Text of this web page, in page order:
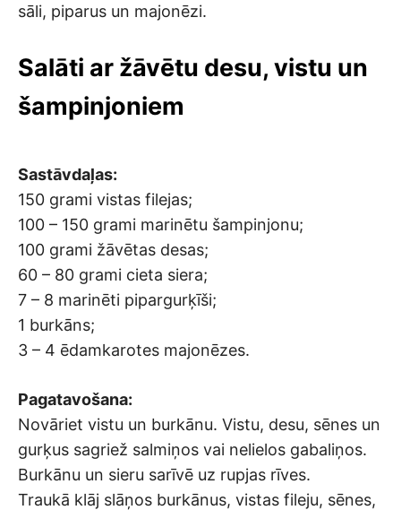
sāli, piparus un majonēzi.
Salāti ar žāvētu desu, vistu un
šampinjoniem
Sastāvdaļas:
150 grami vistas filejas;
100 – 150 grami marinētu šampinjonu;
100 grami žāvētas desas;
60 – 80 grami cieta siera;
7 – 8 marinēti pipargurķīši;
1 burkāns;
3 – 4 ēdamkarotes majonēzes.
Pagatavošana:
Novāriet vistu un burkānu. Vistu, desu, sēnes un
gurķus sagriež salmiņos vai nelielos gabaliņos.
Burkānu un sieru sarīvē uz rupjas rīves.
Traukā klāj slāņos burkānus, vistas fileju, sēnes,